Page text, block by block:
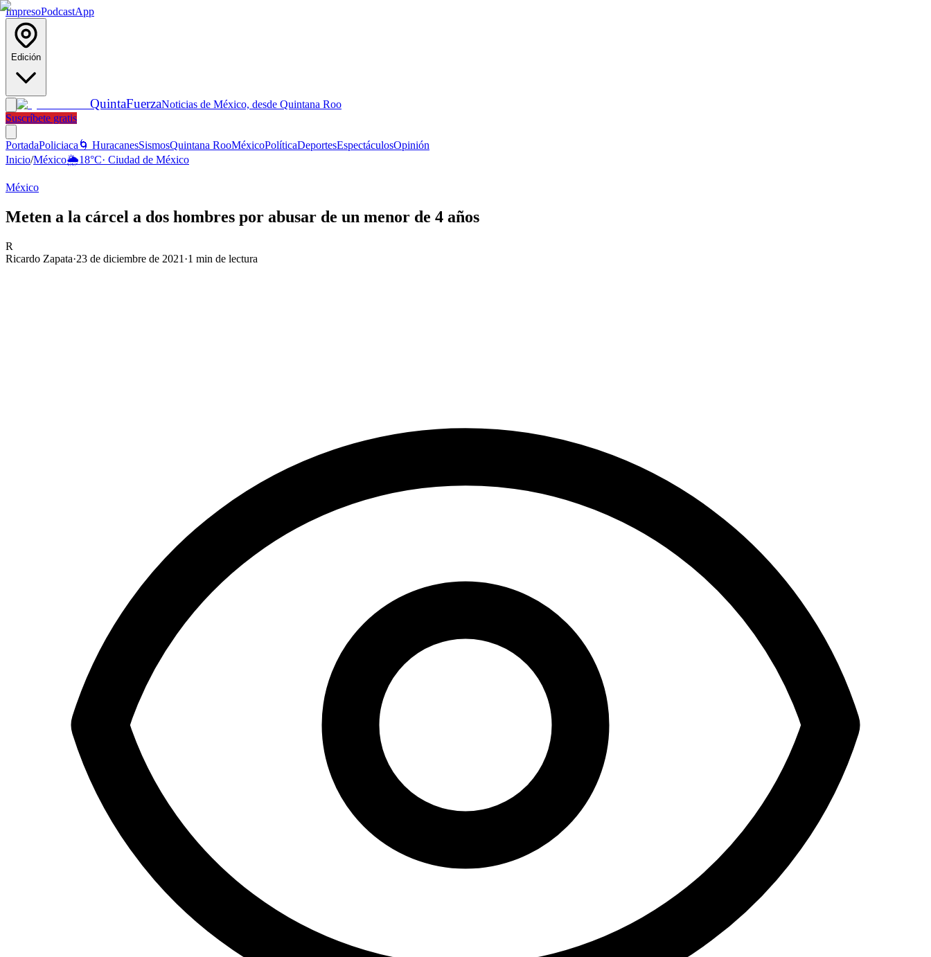
ImpresoPodcastApp
Edición
QuintaFuerzaNoticias de México, desde Quintana Roo
Suscríbete gratis
PortadaPoliciaca 🌀 HuracanesSismosQuintana RooMéxicoPolíticaDeportesEspectáculosOpinión
Inicio/México🌦️18°C· Ciudad de México
México
Meten a la cárcel a dos hombres por abusar de un menor de 4 años
R
Ricardo Zapata·23 de diciembre de 2021 ·1 min de lectura